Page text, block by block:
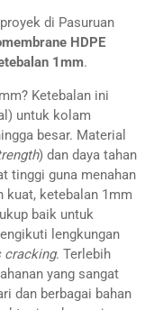
di Pasuruan
HDPE
1mm.
Ketebalan ini
untuk kolam
besar. Material
) dan daya tahan
tinggi guna menahan
kuat, ketebalan 1mm
baik untuk
lengkungan
cracking. Terlebih
yang sangat
dan berbagai bahan